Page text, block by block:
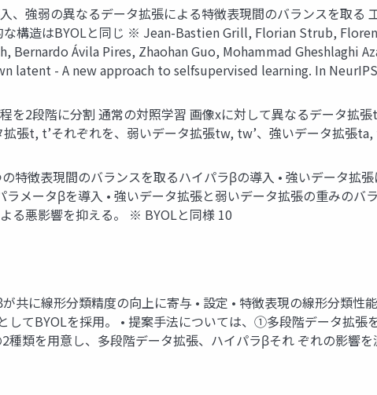
、強弱の異なるデータ拡張による特徴表現間のバランスを取る
な構造はBYOLと同じ ※ Jean-Bastien Grill, Florian Strub,
Bernardo Ávila Pires, Zhaohan Guo, Mohammad Gheshlaghi
latent - A new approach to selfsupervised learning. In
を2段階に分割 通常の対照学習 画像xに対して異なるデータ拡
張t, t’それぞれを、弱いデータ拡張tw, tw’、強いデータ拡張
特徴表現間のバランスを取るハイパラβの導入 • 強いデータ拡
メータβを導入 • 強いデータ拡張と弱いデータ拡張の重みの
る悪影響を抑える。 ※ BYOLと同様 10
共に線形分類精度の向上に寄与 • 設定 • 特徴表現の線形分類性
してBYOLを採用。 • 提案手法については、①多段階データ拡
類を用意し、多段階データ拡張、ハイパラβそれ ぞれの影響